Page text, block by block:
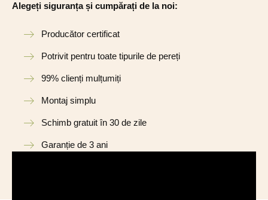
Alegeți siguranța și cumpărați de la noi:
Producător certificat
Potrivit pentru toate tipurile de pereți
99% clienți mulțumiți
Montaj simplu
Schimb gratuit în 30 de zile
Garanție de 3 ani